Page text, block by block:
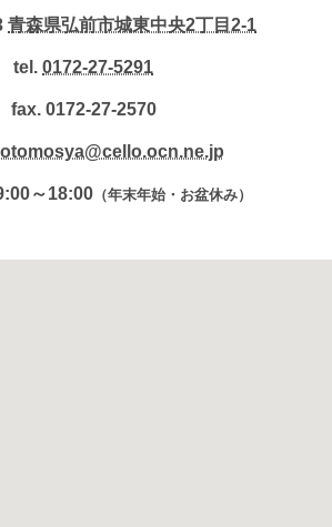
青森県弘前市城東中央2丁目2-1
tel. 0172-27-5291
fax. 0172-27-2570
～18:00 （年末年始・お盆休み）